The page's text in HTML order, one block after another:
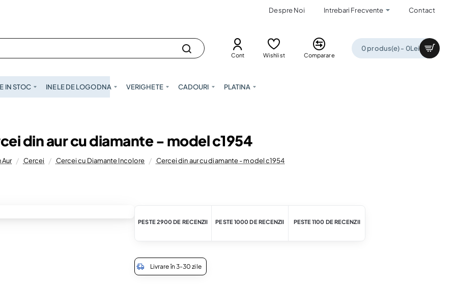
Despre Noi Intrebari Frecvente Contact
Cont Wishlist Comparare
0 produs(e) - 0Lei
IN STOC INELE DE LOGODNA VERIGHETE CADOURI PLATINA
din aur cu diamante - model c1954
Cercei Cercei cu Diamante Incolore Cercei din aur cu diamante - model c1954
PESTE 2900 DE RECENZII PESTE 1000 DE RECENZII PESTE 1100 DE RECENZII
Livrare în 3-30 zile